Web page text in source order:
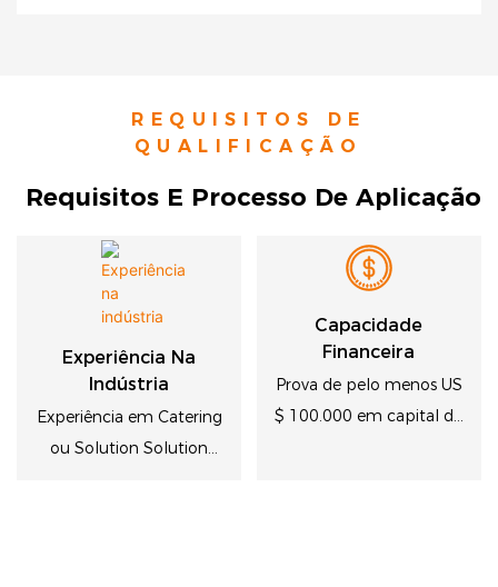
REQUISITOS DE
QUALIFICAÇÃO
Requisitos E Processo De Aplicação
Experiência Na
Indústria
Experiência em Catering
ou Solution Solution
Capacidade
Financeira
Prova de pelo menos US
$ 100.000 em capital de